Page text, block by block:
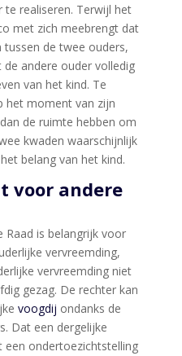
te realiseren. Terwijl het
met zich meebrengt dat
de twee ouders,
andere ouder volledig
van het kind. Te
het moment van zijn
de ruimte hebben om
kwaden waarschijnlijk
belang van het kind.
voor andere
Raad is belangrijk voor
vervreemding,
vervreemding niet
gezag. De rechter kan
voogdij ondanks de
Dat een dergelijke
een ondertoezichtstelling